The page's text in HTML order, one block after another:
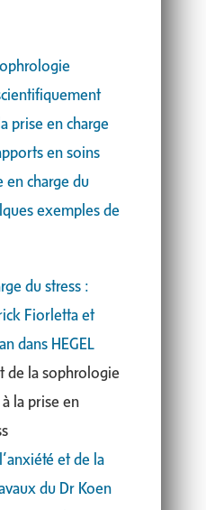
prise en charge
en soins
en charge du
exemples de
du stress :
Fiorletta et
dans HEGEL
de la sophrologie
la prise en
et de la
du Dr Koen